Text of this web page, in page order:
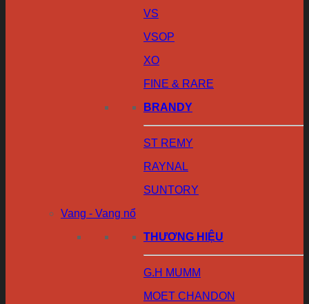
VS
VSOP
XO
FINE & RARE
BRANDY
ST REMY
RAYNAL
SUNTORY
Vang - Vang nổ
THƯƠNG HIỆU
G.H MUMM
MOET CHANDON